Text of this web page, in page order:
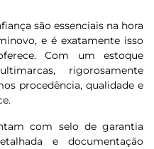
são essenciais na hora
e é exatamente isso
Com um estoque
rigorosamente
procedência, qualidade e
com selo de garantia
e documentação